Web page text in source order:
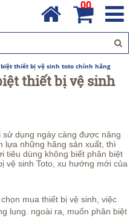
00
thiết bị vệ sinh toto chính hãng
thiết bị vệ sinh
dụng ngày càng được nâng
lựa những hãng sản xuất, thì
tiêu dùng không biết phân biệt
vệ sinh Toto, xu hướng mới của
mua thiết bị vệ sinh, việc
lung. ngoài ra, muốn phân biệt